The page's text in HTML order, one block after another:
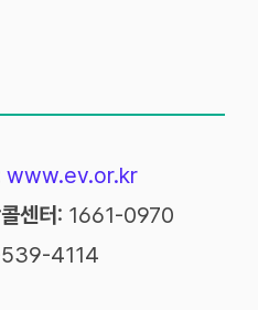
www.ev.or.kr
센터 : 1661-0970
4114